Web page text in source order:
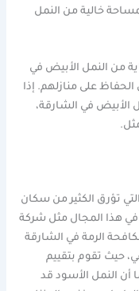
خالية من النمل
من النمل الأبيض في
على منازلهم. إذا
في الشارقة،
تؤرق الكثير من سكان
هذا المجال مثل شركة
الرمة في الشارقة
حيث تقوم بتقييم
أن النمل الأسود قد